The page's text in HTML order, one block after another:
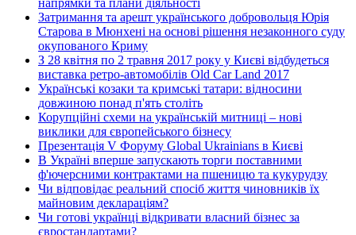
Затримання та арешт українського добровольця Юрія
Старова в Мюнхені на основі рішення незаконного суду
окупованого Криму
З 28 квітня по 2 травня 2017 року у Києві відбудеться
виставка ретро-автомобілів Old Car Land 2017
Українські козаки та кримські татари: відносини
довжиною понад п'ять століть
Корупційні схеми на українській митниці – нові
виклики для європейського бізнесу
Презентація V Форуму Global Ukrainians в Києві
В Україні вперше запускають торги поставними
ф'ючерсними контрактами на пшеницю та кукурудзу
Чи відповідає реальний спосіб життя чиновників їх
майновим деклараціям?
Чи готові українці відкривати власний бізнес за
євростандартами?